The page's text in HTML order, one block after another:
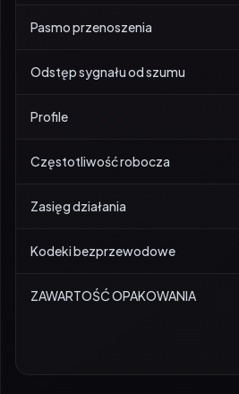
Pasmo przenoszenia
Odstęp sygnału od szumu
Profile
Częstotliwość robocza
Zasięg działania
Kodeki bezprzewodowe
ZAWARTOŚĆ OPAKOWANIA